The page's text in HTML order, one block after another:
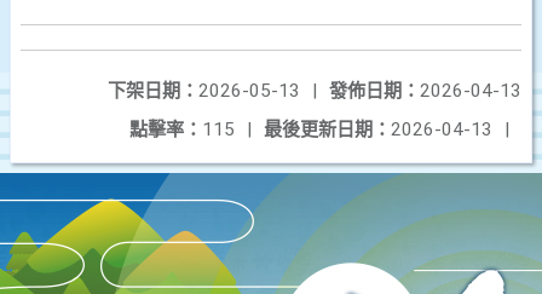
發佈日期： 2026-04-13
下架日期： 2026-05-13
|
最後更新日期： 2026-04-13 |
點擊率： 115 |